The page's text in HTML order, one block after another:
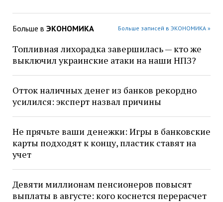
Больше в ЭКОНОМИКА Больше записей в ЭКОНОМИКА »
Топливная лихорадка завершилась — кто же
выключил украинские атаки на наши НПЗ?
Отток наличных денег из банков рекордно
усилился: эксперт назвал причины
Не прячьте ваши денежки: Игры в банковские
карты подходят к концу, пластик ставят на
учет
Девяти миллионам пенсионеров повысят
выплаты в августе: кого коснется перерасчет